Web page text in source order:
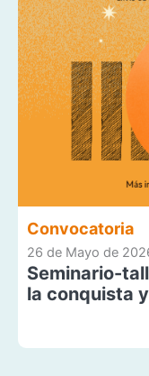
Convocatoria
26 de Mayo de
Seminario-
la conquista